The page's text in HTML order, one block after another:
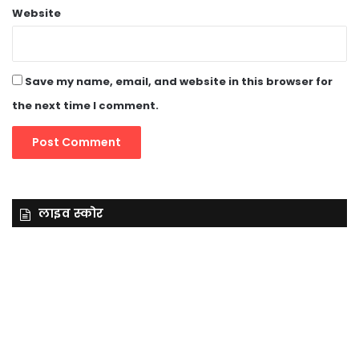
Website
Save my name, email, and website in this browser for
the next time I comment.
लाइव स्कोर